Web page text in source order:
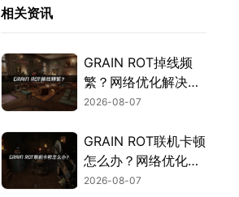
相关资讯
GRAIN ROT掉线频
繁？网络优化解决指
南！
2026-08-07
GRAIN ROT联机卡顿
怎么办？网络优化解
决方案！
2026-08-07